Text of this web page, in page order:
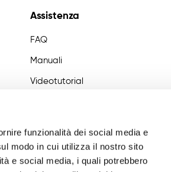
funzionalità dei social media e
modo in cui utilizza il nostro sito
e social media, i quali potrebbero
Assistenza
FAQ
Manuali
Videotutorial